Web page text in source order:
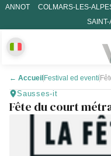
ANNOT COLMARS-LES-
← Accueil Festival ed eventi
Sausses-it
Fête du court